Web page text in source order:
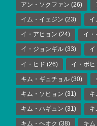
アン・ソクファン (26)
イム・イェジン (23) イ
イ・アヒョン (24) イ・
イ・ジョンギル (33) イ
イ・ヒド (26) イ・ボヒ
キム・ギュチョル (30)
キム・ソヒョン (31) キ
キム・ハギュン (31) キ
キム・ヘオク (38) キム